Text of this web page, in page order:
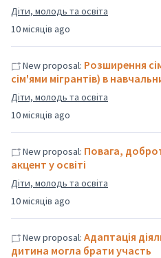
10 місяців ago
Діти, молодь та освіта
10 місяців ago
New proposal: Розширення
сім'ями мігрантів) в
Діти, молодь та освіта
10 місяців ago
New proposal: Повага,
акцент у освіті
Діти, молодь та освіта
New proposal: Адаптація
дитина могла брати участь